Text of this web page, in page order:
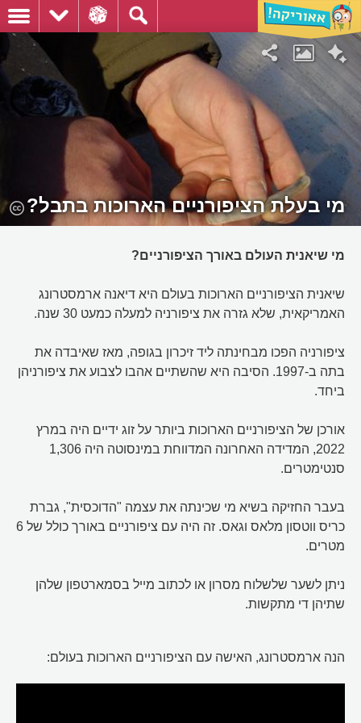
מי בעלת הציפורניים הארוכות בתבל?
מי שיאנית העולם באורך הציפורניים?
שיאנית הציפורניים הארוכות בעולם היא דיאנה ארמסטרונג
האמריקאית, שלא גזרה את ציפורניה למעלה כמעט 30 שנה.
ציפורניה הפכו מבחינתה ליד זיכרון בגופה, מאז שאיבדה את
בתה ב-1997. הסיבה היא שהשתיים אהבו לצבוע את ציפורניהן
ביחד.
אורכן של הציפורניים הארוכות ביותר על זוג ידיים היה במרץ
2022, המדידה האחרונה המדווחת במינסוטה היה 1,306
סנטימטרים.
בעבר החזיקה בשיא מי שכינתה את עצמה "הדוכסית", גברת
כריס ווטסון מלאס וגאס. זה היה עם ציפורניים באורך כולל של 6
מטרים.
ניתן לשער שלשלוח מסרון או לכתוב מייל בסמארטפון שלהן
שתיהן די מתקשות.
הנה ארמסטרונג, האישה עם הציפורניים הארוכות בעולם: